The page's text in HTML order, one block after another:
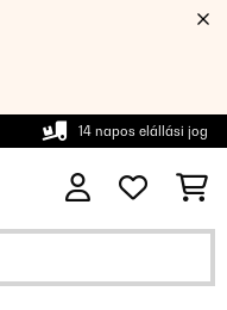
14 napos elállási jog